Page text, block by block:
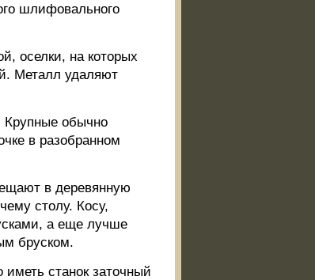
шлифовального
оселки, на которых
Металл удаляют
Крупные обычно
в разобранном
в деревянную
столу. Косу,
а еще лучше
бруском.
станок заточный